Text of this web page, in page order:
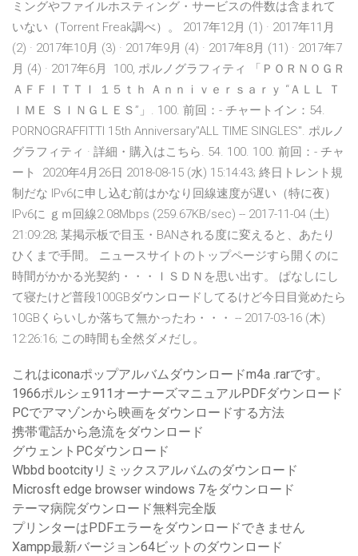
ミングやファイルホスティング・サービスの件数は含まれて
いない（Torrent Freak調べ）。 2017年12月 (1) · 2017年11月
(2) · 2017年10月 (3) · 2017年9月 (4) · 2017年8月 (11) · 2017年7
月 (4) · 2017年6月 100, ポルノグラフィティ 「ＰＯＲＮＯＧＲ
ＡＦＦＩＴＴＩ １５ｔｈ Ａｎｎｉｖｅｒｓａｒｙ “ＡＬＬ Ｔ
ＩＭＥ ＳＩＮＧＬＥＳ”」. 100. 前回：- チャートイン：54.
PORNOGRAFFITTI 15th Anniversary"ALL TIME SINGLES". ポルノ
グラフィティ · 詳細・購入はこちら. 54. 100. 100. 前回：- チャ
ート 2020年4月26日 2018-08-15 (水) 15:14:43; 終日トレント規
制だな IPv6に申し込む前はかなり回線速度が遅い（特に夜）
IPv6に ｇｍ回線2.08Mbps (259.67KB/sec) -- 2017-11-04 (土)
21:09:28; 某掲示板で目玉・BANされる度に変えると、あたり
ひくまで手間。 ニュースサイトのトップページすら開くのに
時間がかかる光契約・・・ＩＳＤＮを思い出す。 ぱなしにし
て寝たけど普段100GBダウンロードしてるけど今日目覚めたら
10GBくらいしか落ちて無かったわ・・・ -- 2017-03-16 (木)
12:26:16; この時間も全然ダメだし。
これはiconaポップアルバムダウンロードm4a .rarです。
1966ポルシェ911オーナーズマニュアルPDFダウンロード
PCでアマゾンから映画をダウンロードする方法
携帯電話から急流をダウンロード
グウェントPCダウンロード
Wbbd bootcityリミックスアルバムのダウンロード
Microsft edge browser windows 7をダウンロード
テーマ病院ダウンロード無料完全版
プリンターはPDFエラーをダウンロードできません
Xampp最新バージョン64ビットのダウンロード